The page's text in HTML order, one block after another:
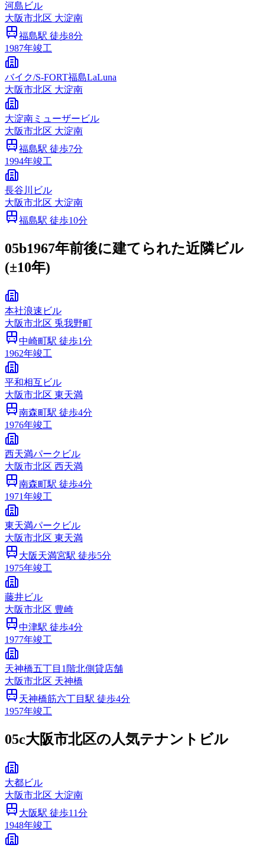
河島ビル
大阪市北区 大淀南
福島駅 徒歩8分
1987年竣工
バイク/S‐FORT福島LaLuna
大阪市北区 大淀南
大淀南ミューザービル
大阪市北区 大淀南
福島駅 徒歩7分
1994年竣工
長谷川ビル
大阪市北区 大淀南
福島駅 徒歩10分
05b1967年前後に建てられた近隣ビル
(±10年)
本社浪速ビル
大阪市北区 兎我野町
中崎町駅 徒歩1分
1962年竣工
平和相互ビル
大阪市北区 東天満
南森町駅 徒歩4分
1976年竣工
西天満パークビル
大阪市北区 西天満
南森町駅 徒歩4分
1971年竣工
東天満パークビル
大阪市北区 東天満
大阪天満宮駅 徒歩5分
1975年竣工
藤井ビル
大阪市北区 豊崎
中津駅 徒歩4分
1977年竣工
天神橋五丁目1階北側貸店舗
大阪市北区 天神橋
天神橋筋六丁目 駅 徒歩4分
1957年竣工
05c大阪市北区の人気テナントビル
大都ビル
大阪市北区 大淀南
大阪駅 徒歩11分
1948年竣工